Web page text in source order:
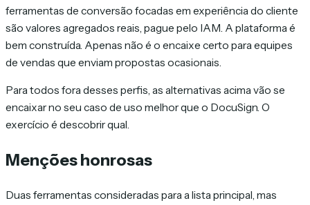
ferramentas de conversão focadas em experiência do cliente
são valores agregados reais, pague pelo IAM. A plataforma é
bem construída. Apenas não é o encaixe certo para equipes
de vendas que enviam propostas ocasionais.
Para todos fora desses perfis, as alternativas acima vão se
encaixar no seu caso de uso melhor que o DocuSign. O
exercício é descobrir qual.
Menções honrosas
Duas ferramentas consideradas para a lista principal, mas